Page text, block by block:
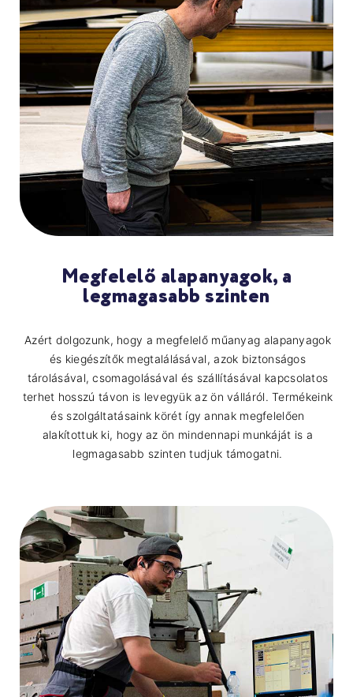
Megfelelő alapanyagok, a
legmagasabb szinten
Azért dolgozunk, hogy a megfelelő műanyag alapanyagok
és kiegészítők megtalálásával, azok biztonságos
tárolásával, csomagolásával és szállításával kapcsolatos
terhet hosszú távon is levegyük az ön válláról. Termékeink
és szolgáltatásaink körét így annak megfelelően
alakítottuk ki, hogy az ön mindennapi munkáját is a
legmagasabb szinten tudjuk támogatni.